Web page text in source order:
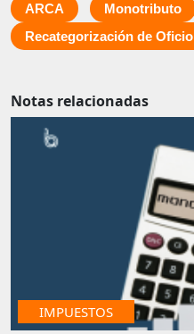
ARCA Monotributo
Recategorización de Oficio
Notas relacionadas
IMPUESTOS